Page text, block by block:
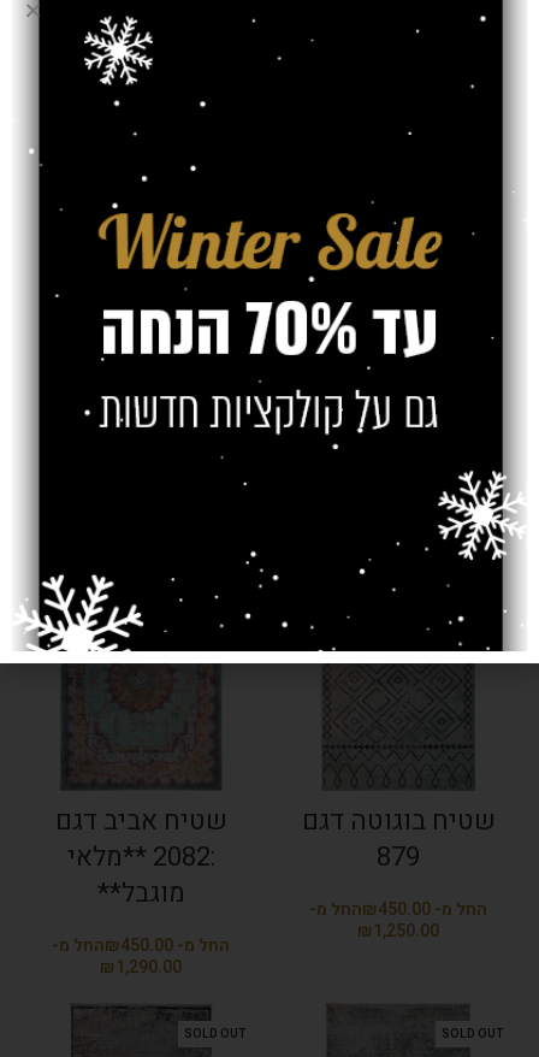
שטיח קוואטרו עם
שטיח קוואטרו עם
פרנזים דגם 711
שטיח קוואטרו עם
שטיח קוואטרו עם
פרנזים דגם 713
שטיח בוגוטה דגם
879
₪
₪
SOLD OUT
שטיח אביב דגם
:2082 **מלאי
מוגבל**
₪
₪
SOLD OUT
SOLD OUT